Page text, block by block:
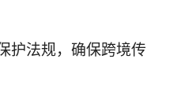
护法规，确保跨境传